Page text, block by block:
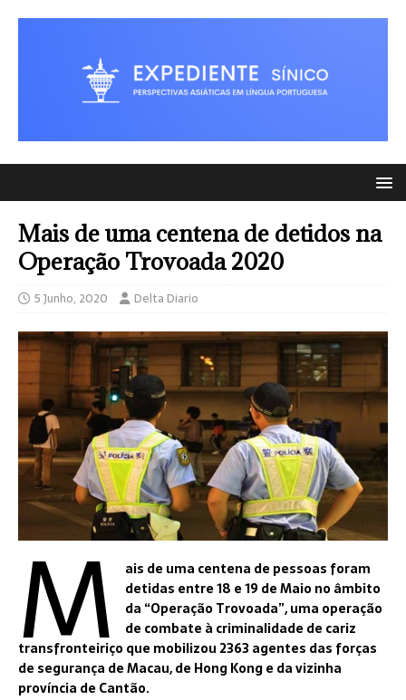
Mais de uma centena de detidos na
Operação Trovoada 2020
5 Junho, 2020 Delta Diario
M ais de uma centena de pessoas foram
detidas entre 18 e 19 de Maio no âmbito
da “Operação Trovoada”, uma operação
de combate à criminalidade de cariz
transfronteiriço que mobilizou 2363 agentes das forças
de segurança de Macau, de Hong Kong e da vizinha
província de Cantão.